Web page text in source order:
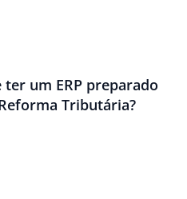
ter um ERP preparado
Tributária?